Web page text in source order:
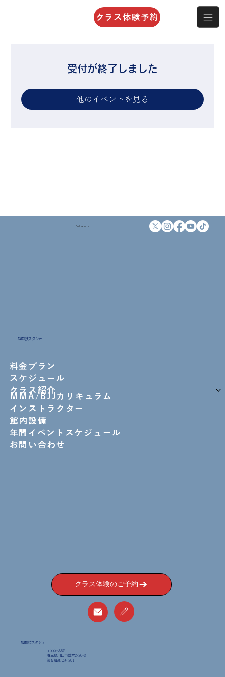
クラス体験予約
受付が終了しました
他のイベントを見る
Follow us on
格闘技スタジオ
料金プラン
スケジュール
クラス紹介
MMA/BJJカリキュラム
インストラクター
館内設備
年間イベントスケジュール
お問い合わせ
クラス体験のご予約
格闘技スタジオ
〒332-0034
埼玉県川口市並木2-26-3
​第５福原ビル 201